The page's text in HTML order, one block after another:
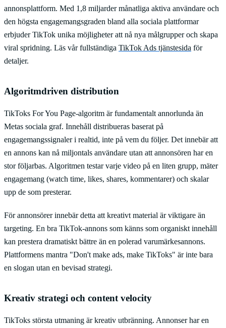
annonsplattform. Med 1,8 miljarder månatliga aktiva användare och
den högsta engagemangsgraden bland alla sociala plattformar
erbjuder TikTok unika möjligheter att nå nya målgrupper och skapa
viral spridning. Läs vår fullständiga TikTok Ads tjänstesida för
detaljer.
Algoritmdriven distribution
TikToks For You Page-algoritm är fundamentalt annorlunda än
Metas sociala graf. Innehåll distribueras baserat på
engagemangssignaler i realtid, inte på vem du följer. Det innebär att
en annons kan nå miljontals användare utan att annonsören har en
stor följarbas. Algoritmen testar varje video på en liten grupp, mäter
engagemang (watch time, likes, shares, kommentarer) och skalar
upp de som presterar.
För annonsörer innebär detta att kreativt material är viktigare än
targeting. En bra TikTok-annons som känns som organiskt innehåll
kan prestera dramatiskt bättre än en polerad varumärkesannons.
Plattformens mantra "Don't make ads, make TikToks" är inte bara
en slogan utan en bevisad strategi.
Kreativ strategi och content velocity
TikToks största utmaning är kreativ utbränning. Annonser har en